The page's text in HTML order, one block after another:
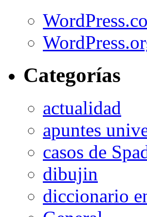
Categorías
actualidad
apuntes
casos de
dibujin
diccionario